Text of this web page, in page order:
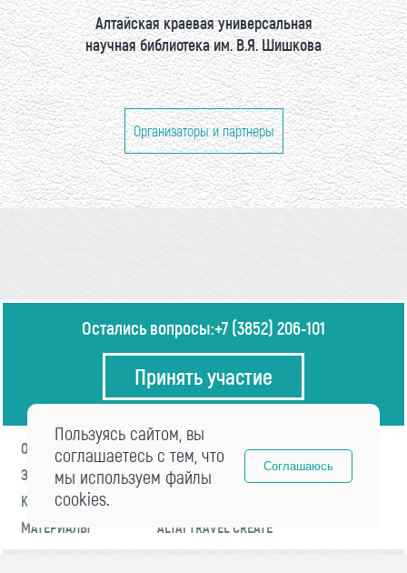
Алтайская краевая универсальная
научная библиотека им. В.Я. Шишкова
Организаторы и партнеры
Остались вопросы:+7 (3852) 206-101
Принять участие
О ФОРУМЕ
ПРОГРАММА
ЭКСПЕРТЫ
НОВОСТИ
КОНТАКТЫ
МАТЕРИАЛЫ
ALTAI TRAVEL CREATE
Пользуясь сайтом, вы
соглашаетесь с тем, что
мы используем файлы
cookies.
Соглашаюсь